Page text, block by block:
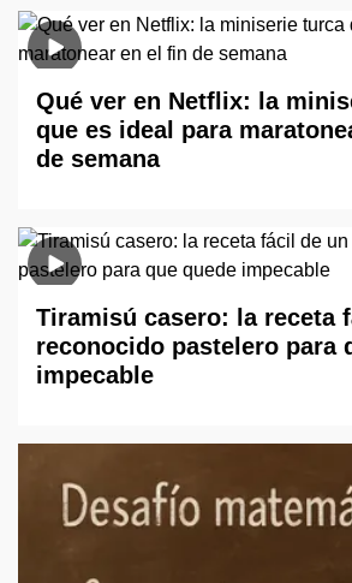
Qué ver en Netflix: la
que es ideal para
de semana
Tiramisú casero: la receta
reconocido pastelero para
impecable